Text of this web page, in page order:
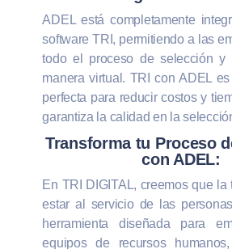
ADEL está completamente
software TRI, permitiendo a las
todo el proceso de selección y
manera virtual. TRI con ADEL
perfecta para reducir costos y
garantiza la calidad en la
Transforma tu Proceso
con ADEL:
En TRI DIGITAL, creemos que la
estar al servicio de las
herramienta diseñada para
equipos de recursos